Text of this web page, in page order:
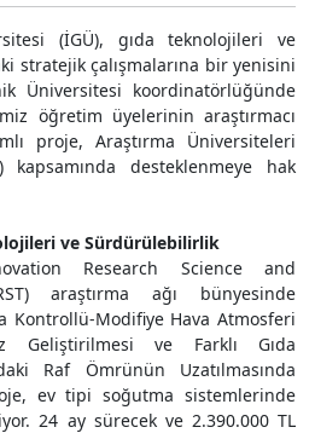
(İGÜ), gıda teknolojileri ve
stratejik çalışmalarına bir yenisini
Üniversitesi koordinatörlüğünde
öğretim üyelerinin araştırmacı
proje, Araştırma Üniversiteleri
kapsamında desteklenmeye hak
ve Sürdürülebilirlik
Research Science and
araştırma ağı bünyesinde
Kontrollü-Modifiye Hava Atmosferi
Geliştirilmesi ve Farklı Gıda
Raf Ömrünün Uzatılmasında
ev tipi soğutma sistemlerinde
24 ay sürecek ve 2.390.000 TL